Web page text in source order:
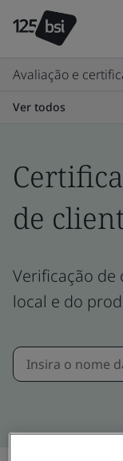
Avaliação e
Ver todos
de
Verificação de
local e do